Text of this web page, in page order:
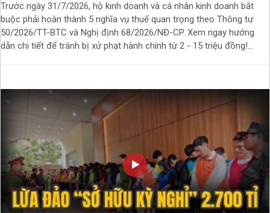
Trước ngày 31/7/2026, hộ kinh doanh và cá nhân kinh doanh bắt
buộc phải hoàn thành 5 nghĩa vụ thuế quan trọng theo Thông tư
50/2026/TT-BTC và Nghị định 68/2026/NĐ-CP. Xem ngay hướng
dẫn chi tiết để tránh bị xử phạt hành chính từ 2 - 15 triệu đồng!...